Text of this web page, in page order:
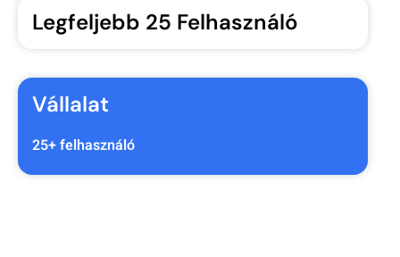
Legfeljebb 25 Felhasználó
Vállalat
25+ felhasználó